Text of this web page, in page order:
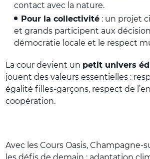
contact avec la nature.
Pour la collectivité : un projet
et grands participent aux
démocratie locale et le respect
La cour devient un petit univers
jouent des valeurs essentielles :
égalité filles-garçons, respect de
coopération.
Avec les Cours Oasis, Champagne-